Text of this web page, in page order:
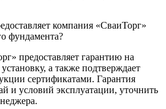
компания «СваиТорг»
фундамента?
предоставляет гарантию на
а также подтверждает
сертификатами. Гарантия
и условий эксплуатации, уточнить